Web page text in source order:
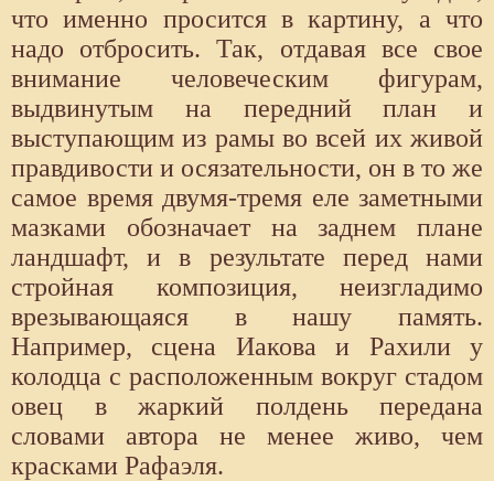
что именно просится в картину, а что
надо отбросить. Так, отдавая все свое
внимание человеческим фигурам,
выдвинутым на передний план и
выступающим из рамы во всей их живой
правдивости и осязательности, он в то же
самое время двумя-тремя еле заметными
мазками обозначает на заднем плане
ландшафт, и в результате перед нами
стройная композиция, неизгладимо
врезывающаяся в нашу память.
Например, сцена Иакова и Рахили у
колодца с расположенным вокруг стадом
овец в жаркий полдень передана
словами автора не менее живо, чем
красками Рафаэля.